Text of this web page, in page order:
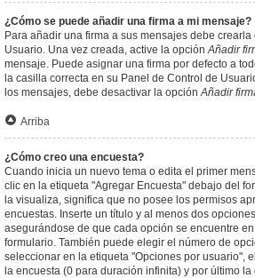
¿Cómo se puede añadir una firma a mi mensaje?
Para añadir una firma a sus mensajes debe
Usuario. Una vez creada, active la opciónAñadir
mensaje. Puede asignar una firma por defecto a
la casilla correcta en su Panel de Control de
los mensajes, debe desactivar la opciónAñadir
Arriba
¿Cómo creo una encuesta?
Cuando inicia un nuevo tema o edita el primer
clic en la etiqueta "Agregar Encuesta" debajo del
la visualiza, significa que no posee los permisos
encuestas. Inserte un título y al menos dos
asegurándose de que cada opción se encuentre
formulario. También puede elegir el número de
seleccionar en la etiqueta "Opciones por usuario",
la encuesta (0 para duración infinita) y por último